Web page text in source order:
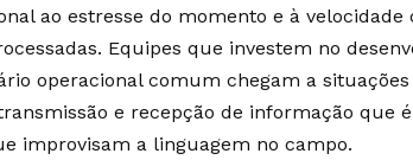
ao estresse do momento e à
Equipes que investem no
operacional comum chegam a
e recepção de informação que
improvisam a linguagem no campo.